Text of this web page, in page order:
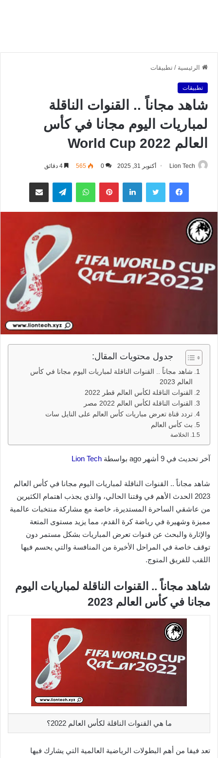
الرئيسية / تطبيقات
تطبيقات
شاهد مجاناً .. القنوات الناقلة
لمباريات اليوم مجانا في كأس
العالم 2022 World Cup
Lion Tech أكتوبر 31, 2025 0
565
فيسبوك تويتر لينكدإن بينتيريستواتساب تيلقرام مشاركة عبر البريد
جدول محتويات المقال:
شاهد مجاناً .. القنوات الناقلة لمباريات اليوم مجانا في كأس
العالم 2023
القنوات الناقلة لكأس العالم قطر 2022
القنوات الناقلة لكأس العالم 2022 مصر
تردد قناة تعرض مباريات كأس العالم على النايل سات
بث كأس العالم
الخلاصة
آخر تحديث في 9 أشهر ago بواسطة Lion Tech
شاهد مجاناً .. القنوات الناقلة لمباريات اليوم مجانا في كأس العالم
2023 الحدث الأهم في وقتنا الحالي، والذي يجذب اهتمام الكثيرين
من عاشقي الساحرة المستديرة، خاصة مع مشاركة منتخبات عالمية
مميزة وشهيرة في رياضة كرة القدم، مما يزيد مستوى المتعة
والإثارة والبحث عن قنوات تعرض المباريات بشكل مستمر دون
توقف خاصة في المراحل الأخيرة من المنافسة والتي يحسم فيها
اللقب للفريق المتوج.
شاهد مجاناً .. القنوات الناقلة لمباريات اليوم
مجانا في كأس العالم 2023
ما هي القنوات الناقلة لكأس العالم 2022؟
تعد فيفا من أهم البطولات الرياضية العالمية التي يشارك فيها